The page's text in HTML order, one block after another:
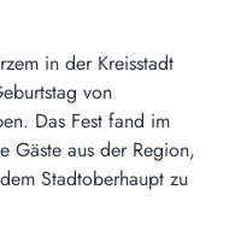
in der Kreisstadt
von
Das Fest fand im
Gäste aus der Region,
Stadtoberhaupt zu